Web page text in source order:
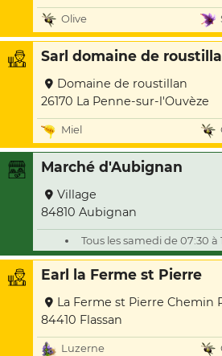
Olive
Sarl domaine de
Domaine de roustillan
26170 La Penne-sur-l'Ouvèze
Miel
Marché d'Aubignan
Village
84810 Aubignan
Tous les samedi de 07:30 à
Earl la Ferme st Pierre
La Ferme st Pierre Chemin
84410 Flassan
Luzerne